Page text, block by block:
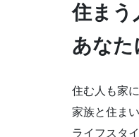
住まう
あなた
住む人も家
家族と住ま
ライフスタ